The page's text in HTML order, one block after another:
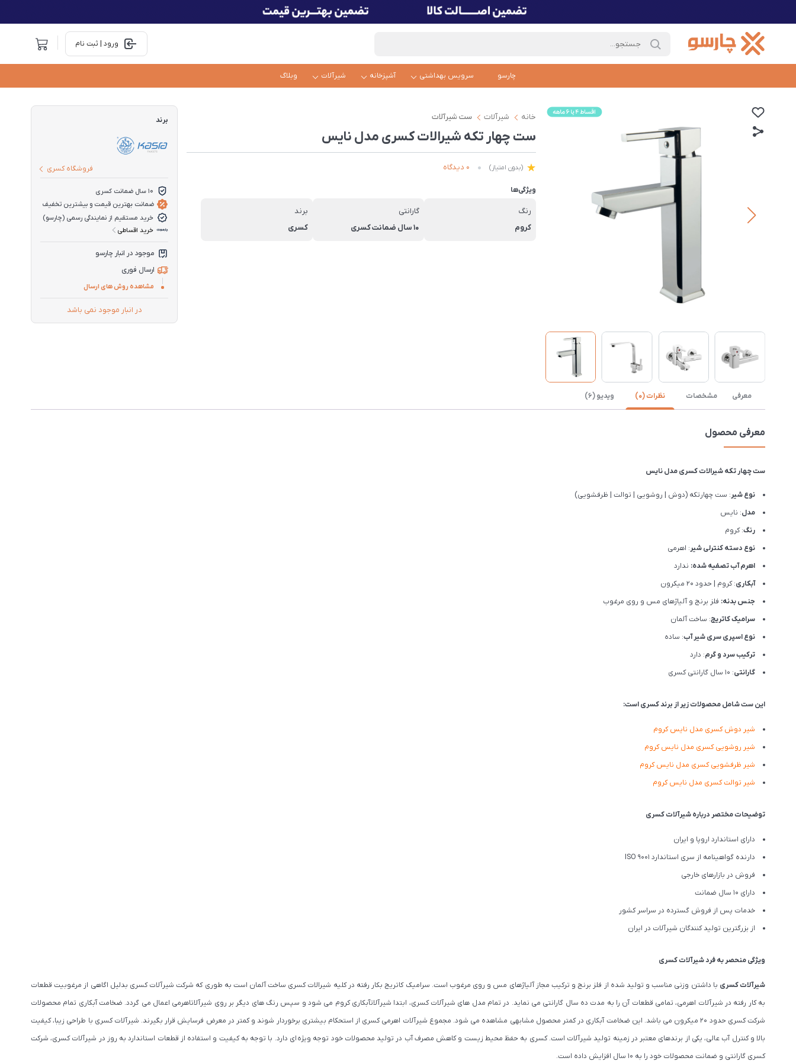
ورود | ثبت نام
چارسو سرویس بهداشتی آشپزخانه شیرآلات وبلاگ
خانه شیرآلات ست شیرآلات
ست چهار تکه شیرالات کسری مدل نایس
(بدون امتیاز) 0 دیدگاه
ویژگی‌ها
رنگ
کروم
گارانتی
10 سال ضمانت کسری
برند
کسری
برند
فروشگاه کسری
10 سال ضمانت کسری
ضمانت بهترین قیمت و بیشترین تخفیف
خرید مستقیم از نمایندگی رسمی (چارسو)
خرید اقساطی
موجود در انبار چارسو
ارسال فوری
مشاهده روش های ارسال
در انبار موجود نمی باشد
معرفی مشخصات نظرات (0) ویدیو (6)
معرفی محصول
ست چهار تکه شیرالات کسری مدل نایس
نوع شیر: ست چهارتکه (دوش | روشویی | توالت | ظرفشویی)
مدل: نایس
رنگ: کروم
نوع دسته کنترلی شیر: اهرمی
اهرم آب تصفیه شده: ندارد
آبکاری: کروم | حدود 20 میکرون
جنس بدنه: فلز برنج و آلیاژهای مس و روی مرغوب
سرامیک کاتریج: ساخت آلمان
نوع اسپری سری شیر آب: ساده
ترکیب سرد و گرم: دارد
گارانتی: 10 سال گارانتی کسری
این ست شامل محصولات زیر از برند کسری است:
شیر دوش کسری مدل نایس کروم
شیر روشویی کسری مدل نایس کروم
شیر ظرفشویی کسری مدل نایس کروم
شیر توالت کسری مدل نایس کروم
توضیحات مختصر درباره شیرآلات کسری
دارای استاندارد اروپا و ایران
دارنده گواهینامه از سری استاندارد ISO 9001
فروش در بازارهای خارجی
دارای 10 سال ضمانت
خدمات پس از فروش گسترده در سراسر کشور
از بزرگترین تولید کنندگان شیرآلات در ایران
ویژگی منحصر به فرد شیرآلات کسری
شیرآلات کسری با داشتن وزنی مناسب و تولید شده از فلز برنج و ترکیب مجاز آلیاژهای مس و روی مرغوب است. سرامیک کاتریج بکار رفته در کلیه شیرالات کسری ساخت آلمان است به طوری که شرکت شیرآلات کسری بدلیل اگاهی از مرغوبیت قطعات
به کار رفته در شیرآلات اهرمی، تمامی قطعات آن را به مدت ده سال گارانتی می نماید. در تمام مدل های شیرآلات کسری، ابتدا شیرآلاتآبکاری کروم می شود و سپس رنگ های دیگر بر روی شیرآلاتاهرمی اعمال می گردد. ضخامت آبکاری تمام محصولات
شرکت کسری حدود ۲۰ میکرون می باشد. این ضخامت آبکاری در کمتر محصول مشابهی مشاهده می شود. مجموع شیرآلات اهرمی کسری از استحکام بیشتری برخوردار شوند و کمتر در معرض فرسایش قرار بگیرند. شیرآلات کسری با طراحی زیبا، کیفیت
بالا و کنترل آب عالی، یکی از برندهای معتبر در زمینه تولید شیرآلات است. کسری به حفظ محیط زیست و کاهش مصرف آب در تولید محصولات خود توجه ویژه ای دارد. با توجه به کیفیت و استفاده از قطعات استاندارد به روز در شیرآلات کسری، شرکت
کسری گارانتی و ضمانت محصولات خود را به 10 سال افزایش داده است.